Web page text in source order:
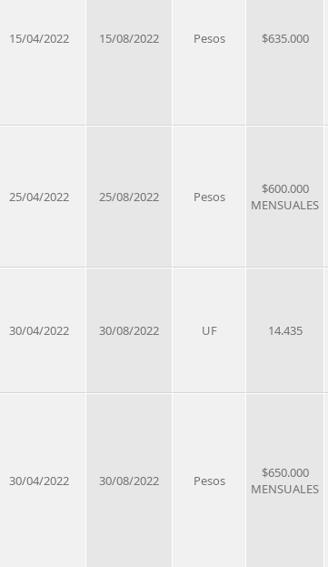
15/04/2022 15/08/2022 Pesos $635.000
25/04/2022 25/08/2022 Pesos
$600.000
MENSUALES
30/04/2022 30/08/2022 UF 14.435
30/04/2022 30/08/2022 Pesos
$650.000
MENSUALES